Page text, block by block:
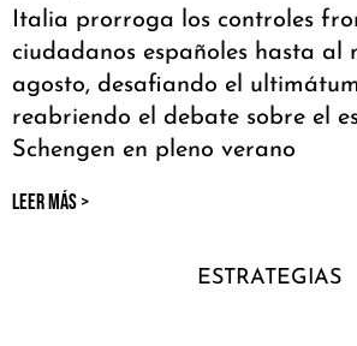
Italia prorroga los controles
ciudadanos españoles hasta al
agosto, desafiando el
reabriendo el debate sobre el
Schengen en pleno verano
LEER MÁS >
ESTRATEGIAS